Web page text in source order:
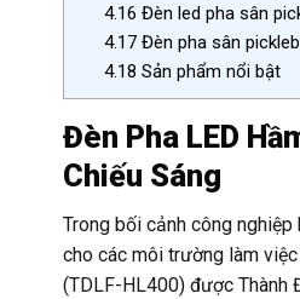
4.16 Đèn led pha sân
4.17Đèn pha sân
4.18 Sản phẩm nổi bật
Đèn Pha LED
Chiếu Sáng
Trong bối cảnh công
cho các môi trường làm
(TDLF-HL400) được Thành